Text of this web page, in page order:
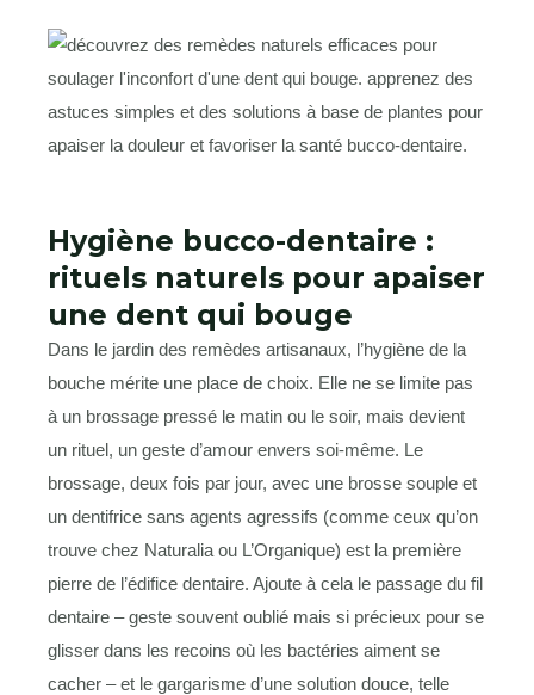
Hygiène bucco-dentaire :
rituels naturels pour apaiser
une dent qui bouge
Dans le jardin des remèdes artisanaux, l’hygiène de la
bouche mérite une place de choix. Elle ne se limite pas
à un brossage pressé le matin ou le soir, mais devient
un rituel, un geste d’amour envers soi-même. Le
brossage, deux fois par jour, avec une brosse souple et
un dentifrice sans agents agressifs (comme ceux qu’on
trouve chez Naturalia ou L’Organique) est la première
pierre de l’édifice dentaire. Ajoute à cela le passage du fil
dentaire – geste souvent oublié mais si précieux pour se
glisser dans les recoins où les bactéries aiment se
cacher – et le gargarisme d’une solution douce, telle